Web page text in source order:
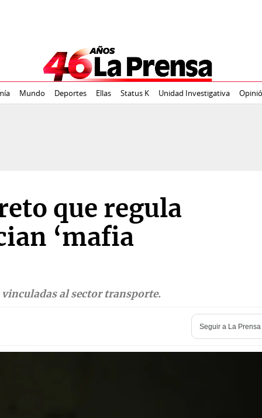
Mundo Deportes Ellas Status K Unidad Investigativa
que regula
‘mafia
vinculadas al sector transporte.
Seguir a La Prensa